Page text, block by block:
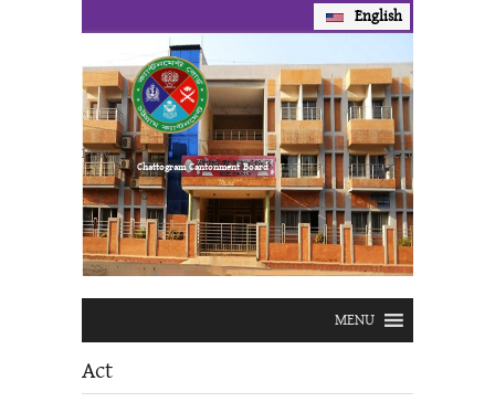
English
Prev Next
Chattogram Cantonment Board
MENU
Act